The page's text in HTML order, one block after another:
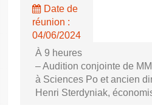
Date de
réunion :
04/06/2024
À 9 heures
– Audition conjointe de
à Sciences Po et ancien
Henri Sterdyniak,